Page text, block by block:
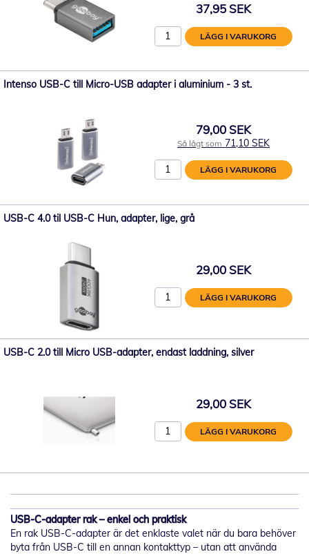
37,95 SEK
LÄGG I VARUKORG
Intenso USB-C till Micro-USB adapter i aluminium - 3 st.
79,00 SEK
Så lågt som 71,10 SEK
LÄGG I VARUKORG
USB-C 4.0 til USB-C Hun, adapter, lige, grå
29,00 SEK
LÄGG I VARUKORG
USB-C 2.0 till Micro USB-adapter, endast laddning, silver
29,00 SEK
LÄGG I VARUKORG
USB-C-adapter rak – enkel och praktisk
En rak USB-C-adapter är det enklaste valet när du bara behöver
byta från USB-C till en annan kontakttyp – utan att använda